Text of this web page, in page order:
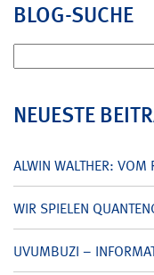
BLOG-SUCHE
nach:
NEUESTE
ALWIN WALTHER: VOM
WIR SPIELEN
UVUMBUZI –